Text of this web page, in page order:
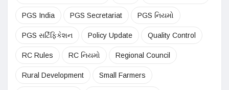
PGS India PGS Secretariat PGS નિયમો
PGS સર્ટિફિકેશન Policy Update Quality Control
RC Rules RC નિયમો Regional Council
Rural Development Small Farmers